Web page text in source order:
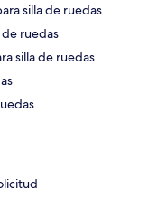
silla de ruedas
de ruedas
silla de ruedas